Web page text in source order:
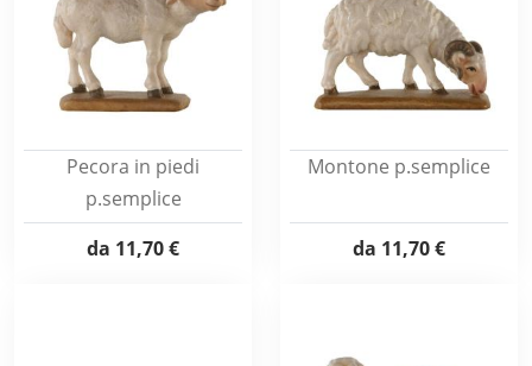
Pecora in piedi
p.semplice
da 11,70 €
Montone p.semplice
da 11,70 €